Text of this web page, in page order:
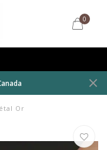
0
Or